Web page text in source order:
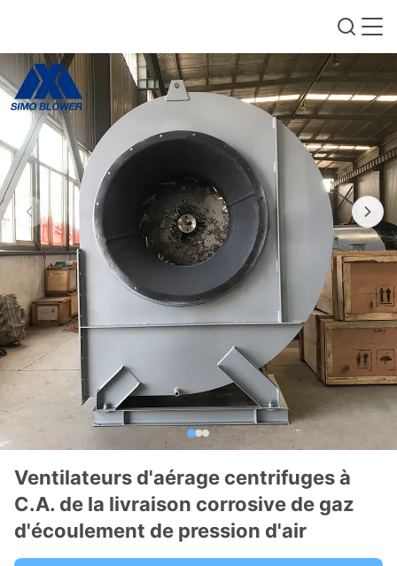
Ventilateurs d'aérage centrifuges à
C.A. de la livraison corrosive de gaz
d'écoulement de pression d'air